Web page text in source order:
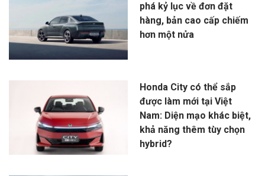
phá kỷ lục về đơn đặt
hàng, bản cao cấp chiếm
hơn một nửa
Honda City có thể sắp
được làm mới tại Việt
Nam: Diện mạo khác biệt,
khả năng thêm tùy chọn
hybrid?